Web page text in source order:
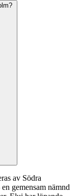
av Södra
gemensam nämnd